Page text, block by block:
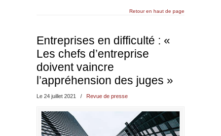
Retour en haut de page
Entreprises en difficulté : «
Les chefs d’entreprise
doivent vaincre
l’appréhension des juges »
Le 24 juillet 2021 / Revue de presse